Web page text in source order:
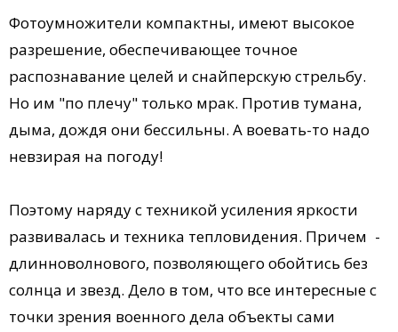
Фотоумножители компактны, имеют высокое
разрешение, обеспечивающее точное
распознавание целей и снайперскую стрельбу.
Но им "по плечу" только мрак. Против тумана,
дыма, дождя они бессильны. А воевать-то надо
невзирая на погоду!
Поэтому наряду с техникой усиления яркости
развивалась и техника тепловидения. Причем -
длинноволнового, позволяющего обойтись без
солнца и звезд. Дело в том, что все интересные с
точки зрения военного дела объекты сами